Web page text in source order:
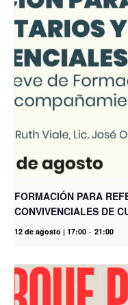
FORMACIÓN PARA
CONVIVENCIALES DE
12 de agosto | 17:00 - 21:00